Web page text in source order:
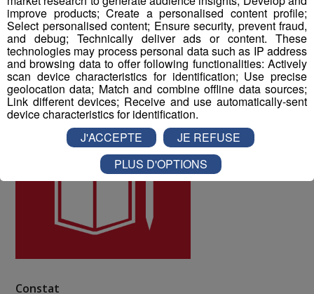
Blanc Médias.
ODD numéro 4 : Education de qualité
Constat
improve products; Create a personalised content profile;
Select personalised content; Ensure security, prevent fraud,
and debug; Technically deliver ads or content. These
technologies may process personal data such as IP address
and browsing data to offer following functionalities: Actively
scan device characteristics for identification; Use precise
geolocation data; Match and combine offline data sources;
Link different devices; Receive and use automatically-sent
device characteristics for identification.
J'ACCEPTE
JE REFUSE
PLUS D'OPTIONS